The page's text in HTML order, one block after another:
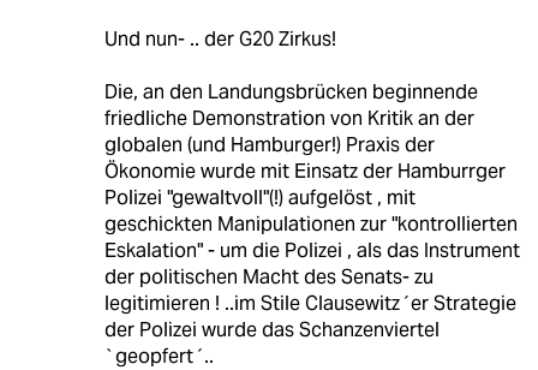
Und nun- .. der G20 Zirkus!
Die, an den Landungsbrücken beginnende
friedliche Demonstration von Kritik an der
globalen (und Hamburger!) Praxis der
Ökonomie wurde mit Einsatz der Hamburrger
Polizei "gewaltvoll"(!) aufgelöst , mit
geschickten Manipulationen zur "kontrollierten
Eskalation" - um die Polizei , als das Instrument
der politischen Macht des Senats- zu
legitimieren ! ..im Stile Clausewitz´er Strategie
der Polizei wurde das Schanzenviertel
`geopfert´..